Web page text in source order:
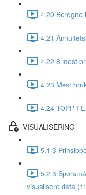
4.20 Beregne
4.21
4.22 8 mest
4.23 Mest
4.24 TOPP
VISUALISERING
5.1 3
5.2 3
visualisere data